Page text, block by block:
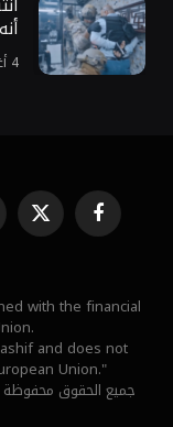
4 أغسطس، 2026
فيسبوك X
with the financial
and does not
Union."
جميع الحقوق محفوظة